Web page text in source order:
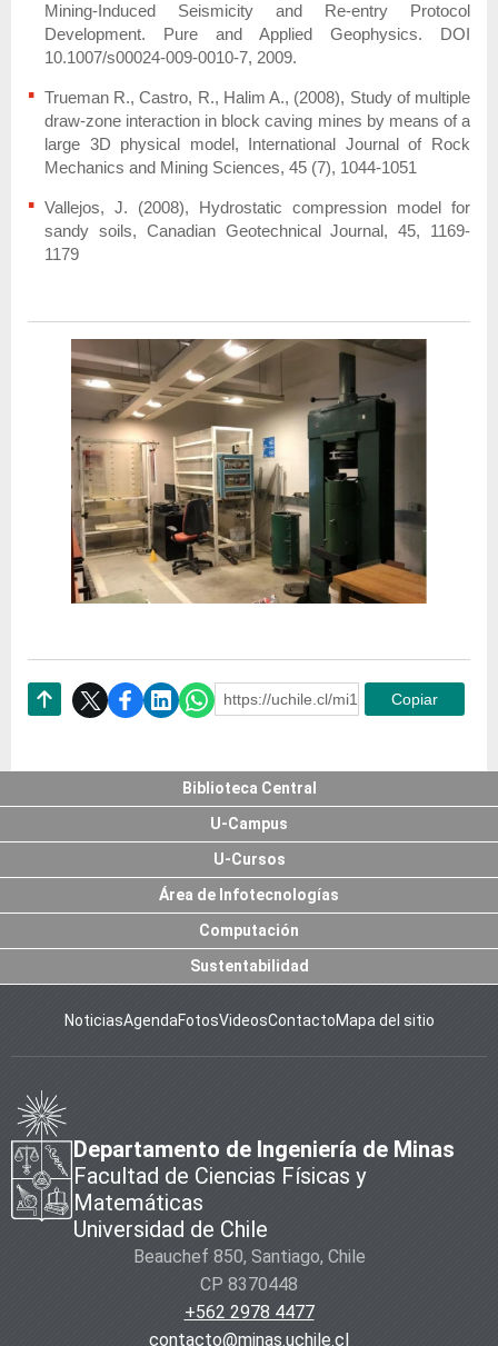
Mining-Induced Seismicity and Re-entry Protocol
Development. Pure and Applied Geophysics. DOI
10.1007/s00024-009-0010-7, 2009.
Trueman R., Castro, R., Halim A., (2008), Study of multiple
draw-zone interaction in block caving mines by means of a
large 3D physical model, International Journal of Rock
Mechanics and Mining Sciences, 45 (7), 1044-1051
Vallejos, J. (2008), Hydrostatic compression model for
sandy soils, Canadian Geotechnical Journal, 45, 1169-
1179
https://uchile.cl/mi174529Copiar
Biblioteca Central
U-Campus
U-Cursos
Área de Infotecnologías
Computación
Sustentabilidad
NoticiasAgendaFotosVideosContactoMapa del sitio
Departamento de Ingeniería de Minas
Facultad de Ciencias Físicas y
Matemáticas
Universidad de Chile
Beauchef 850, Santiago, Chile
CP 8370448
+562 2978 4477
contacto@minas.uchile.cl